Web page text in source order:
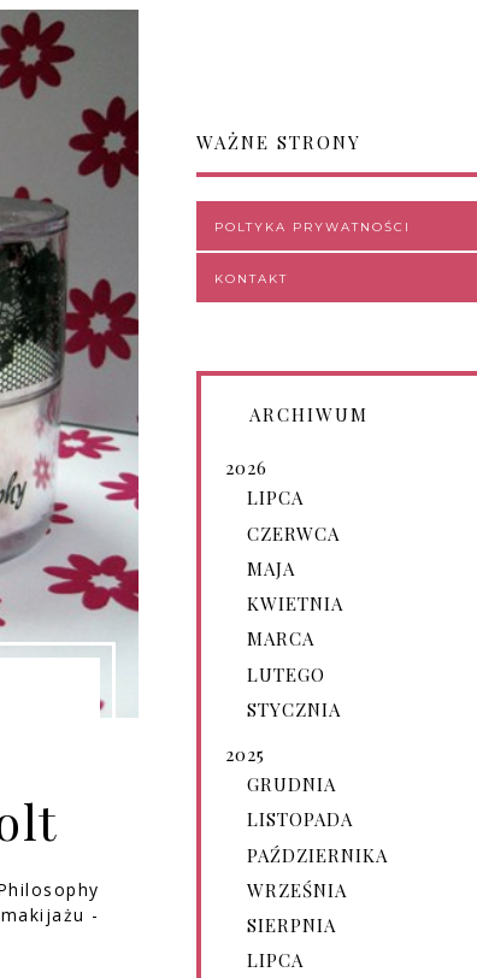
-
WAŻNE STRONY
POLTYKA PRYWATNOŚCI
KONTAKT
ARCHIWUM
2026
LIPCA
CZERWCA
MAJA
KWIETNIA
MARCA
LUTEGO
STYCZNIA
2025
GRUDNIA
LISTOPADA
PAŹDZIERNIKA
WRZEŚNIA
SIERPNIA
LIPCA